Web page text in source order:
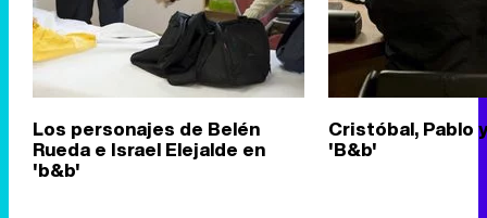
Los personajes de Belén
Rueda e Israel Elejalde en
'b&b'
Cristóbal, Pablo
'B&b'